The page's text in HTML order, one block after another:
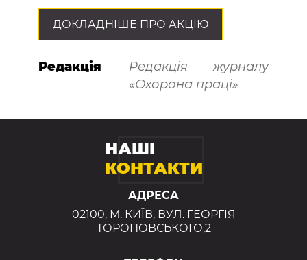
ДОКЛАДНІШЕ ПРО АКЦІЮ
Редакція
Редакція журналу
«Охорона праці»
НАШІ
КОНТАКТИ
АДРЕСА
02100, М. КИЇВ, ВУЛ. ГЕОРГІЯ
ТОРОПОВСЬКОГО,2